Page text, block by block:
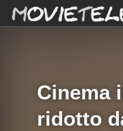
Cinema
ridotto